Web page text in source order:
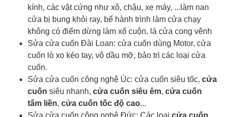
kính, các vật cứng như xô, chậu, xe máy, ...làm nan
cửa bị bung khỏi ray, bể hành trình làm cửa chạy
không có điểm dừng làm xổ cuộn, lá cửa cong vênh
Sửa cửa cuốn Đài Loan: cửa cuốn dùng Motor, cửa
cuốn lò xo kéo tay, vô dầu mỡ, bảo trì các loại cửa
cuốn.
Sửa cửa cuốn công nghệ Úc: cửa cuốn siêu tốc, cửa
cuốn siêu nhanh, cửa cuốn siêu êm, cửa cuốn
tấm liền, cửa cuốn tốc độ cao...
Sửa cửa cuốn công nghệ Đức: Các loại cửa cuốn